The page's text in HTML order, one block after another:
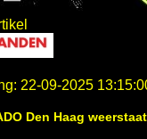
22-09-2025
Den Haag